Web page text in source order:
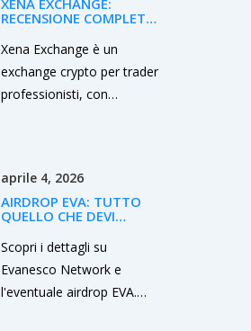
RECENSIONE COMPLETA
CRYPTO PER TRADER
PROFESSIONISTI
Xena Exchange è un
exchange crypto per trader
professionisti, con
supporto fiat, app mobile
o protezione legale, è
adatto solo a chi conosce
già il mercato e accetta i
rischi.
aprile 4, 2026
AIRDROP EVA: TUTTO
QUELLO CHE DEVI
NETWORK
Scopri i dettagli su
Evanesco Network e
l'eventuale airdrop EVA.